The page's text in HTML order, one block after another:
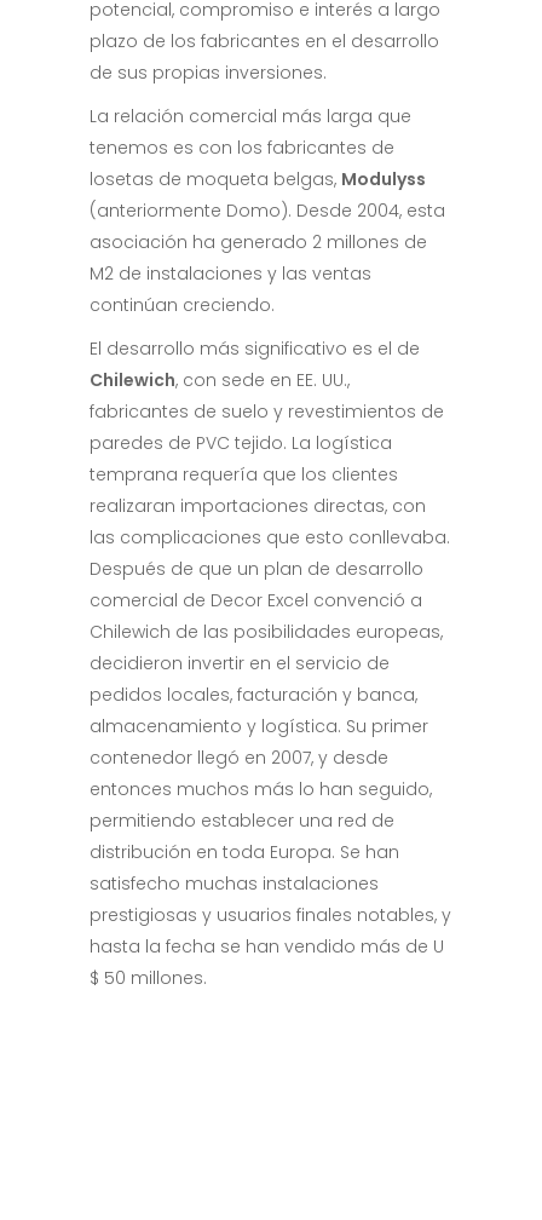
potencial, compromiso e interés a largo
plazo de los fabricantes en el desarrollo
de sus propias inversiones.
La relación comercial más larga que
tenemos es con los fabricantes de
losetas de moqueta belgas, Modulyss
(anteriormente Domo). Desde 2004, esta
asociación ha generado 2 millones de
M2 ​​de instalaciones y las ventas
continúan creciendo.
El desarrollo más significativo es el de
Chilewich, con sede en EE. UU.,
fabricantes de suelo y revestimientos de
paredes de PVC tejido. La logística
temprana requería que los clientes
realizaran importaciones directas, con
las complicaciones que esto conllevaba.
Después de que un plan de desarrollo
comercial de Decor Excel convenció a
Chilewich de las posibilidades europeas,
decidieron invertir en el servicio de
pedidos locales, facturación y banca,
almacenamiento y logística. Su primer
contenedor llegó en 2007, y desde
entonces muchos más lo han seguido,
permitiendo establecer una red de
distribución en toda Europa. Se han
satisfecho muchas instalaciones
prestigiosas y usuarios finales notables, y
hasta la fecha se han vendido más de U
$ 50 millones.